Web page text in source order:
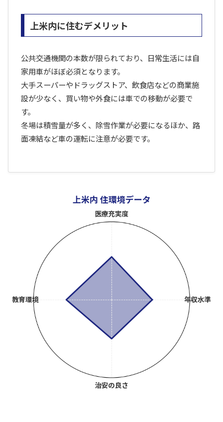
上米内に住むデメリット
公共交通機関の本数が限られており、日常生活には自
家用車がほぼ必須となります。
大手スーパーやドラッグストア、飲食店などの商業施
設が少なく、買い物や外食には車での移動が必要で
す。
冬場は積雪量が多く、除雪作業が必要になるほか、路
面凍結など車の運転に注意が必要です。